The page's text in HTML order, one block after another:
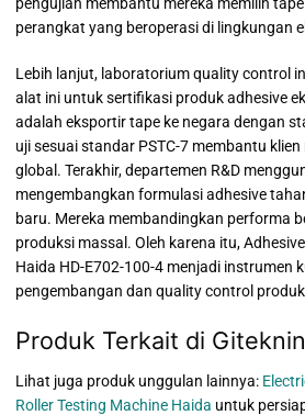
pengujian membantu mereka memilih
perangkat yang beroperasi di lingkungan
Lebih lanjut, laboratorium quality control
alat ini untuk sertifikasi produk adhesive
adalah eksportir tape ke negara dengan
uji sesuai standar PSTC-7 membantu
global. Terakhir, departemen R&D
mengembangkan formulasi adhesive
baru. Mereka membandingkan performa
produksi massal. Oleh karena itu,
Haida HD-E702-100-4 menjadi instrumen
pengembangan dan quality control
Produk Terkait di
Lihat juga produk unggulan lainnya:
Roller Testing Machine Haida untuk